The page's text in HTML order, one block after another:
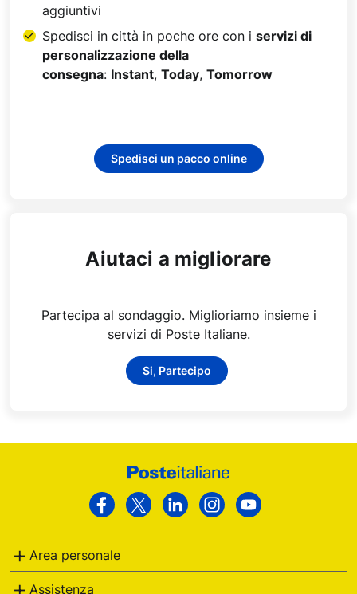
aggiuntivi​
Spedisci in città in poche ore con i servizi di
personalizzazione della
consegna: Instant, Today, Tomorrow​
Spedisci un pacco online
Aiutaci a migliorare
Partecipa al sondaggio. Miglioriamo insieme i
servizi di Poste Italiane.
Si, Partecipo
Facebook
Twitter LinkedinInstagram
Area personale
Assistenza